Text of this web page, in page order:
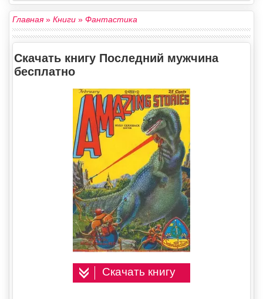
Главная» Книги » Фантастика
Скачать книгу Последний мужчина
бесплатно
Скачать книгу